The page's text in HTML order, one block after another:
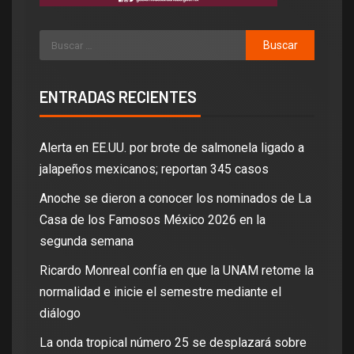
ENTRADAS RECIENTES
Alerta en EE.UU. por brote de salmonela ligado a
jalapeños mexicanos; reportan 345 casos
Anoche se dieron a conocer los nominados de La
Casa de los Famosos México 2026 en la
segunda semana
Ricardo Monreal confía en que la UNAM retome la
normalidad e inicie el semestre mediante el
diálogo
La onda tropical número 25 se desplazará sobre